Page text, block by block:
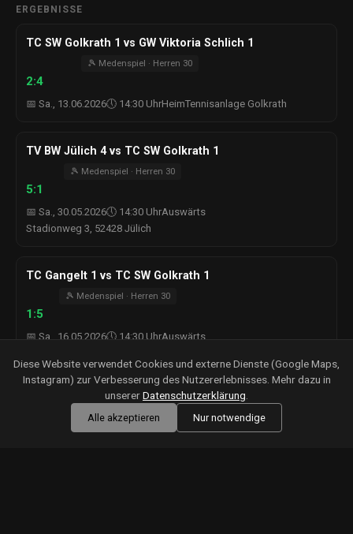
ERGEBNISSE
TC SW Golkrath 1 vs GW Viktoria Schlich 1
🎾 Medenspiel · Herren 30
2:4
📅 Sa., 13.06.2026🕔 14:30 UhrHeimTennisanlage Golkrath
TV BW Jülich 4 vs TC SW Golkrath 1
🎾 Medenspiel · Herren 30
5:1
📅 Sa., 30.05.2026🕔 14:30 UhrAuswärts
Stadionweg 3, 52428 Jülich
TC Gangelt 1 vs TC SW Golkrath 1
🎾 Medenspiel · Herren 30
1:5
📅 Sa., 16.05.2026🕔 14:30 UhrAuswärts
TC SW Golkrath 1 vs TC Wegberg 1
🎾 Medenspiel · Herren 30
Diese Website verwendet Cookies und externe Dienste (Google Maps,
Instagram) zur Verbesserung des Nutzererlebnisses. Mehr dazu in
unsererDatenschutzerklärung
Alle akzeptieren Nur notwendige